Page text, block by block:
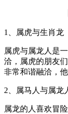
1、属虎与生肖龙
属虎与属龙人是
洽，属虎的朋友
非常和谐融洽，
2、属马人与属龙
属龙的人喜欢冒